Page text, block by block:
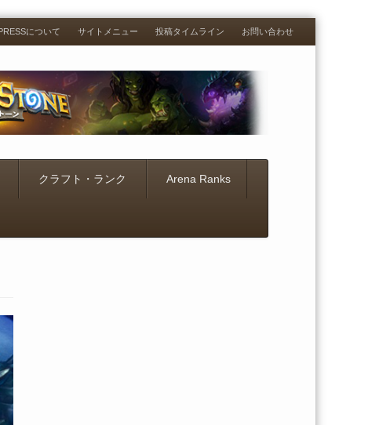
について サイトメニュー 投稿タイムライン お問い合わせ
クラフト・ランク Arena Ranks